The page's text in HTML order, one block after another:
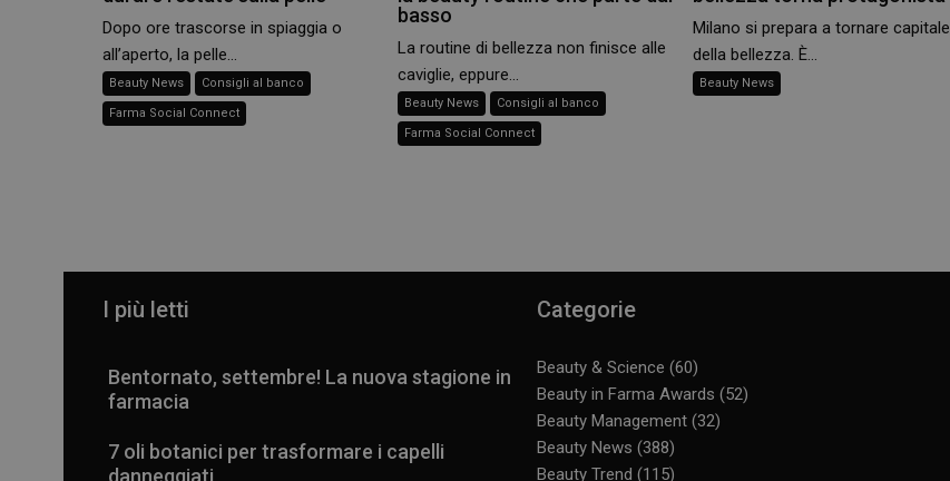
Dopo ore trascorse in spiaggia o
all’aperto, la pelle...
Beauty News Consigli al banco
Farma Social Connect
basso
La routine di bellezza non finisce alle
caviglie, eppure...
Beauty News Consigli al banco
Farma Social Connect
Milano si prepara a tornare capitale
della bellezza. È...
Beauty News
I più letti
Bentornato, settembre! La nuova stagione in
farmacia
7 oli botanici per trasformare i capelli
danneggiati
Categorie
Beauty & Science (60)
Beauty in Farma Awards (52)
Beauty Management(32)
Beauty News (388)
Beauty Trend (115)